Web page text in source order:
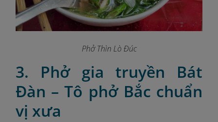
Phở Thìn Lò Đúc
3. Phở gia truyền Bát
Đàn – Tô phở Bắc chuẩn
vị xưa